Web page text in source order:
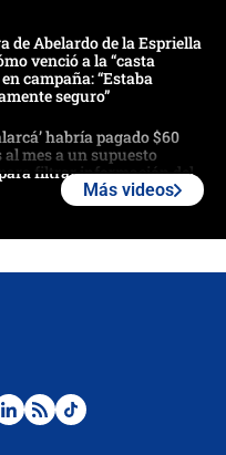
de Abelardo de la Espriella
venció a la “casta
campaña: “Estaba
seguro”
habría pagado $60
mes a un supuesto
filtrar información del
Defensa no descarta el
Más videos